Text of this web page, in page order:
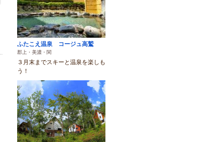
空き状況・料金を見る
ふたこえ温泉 コージュ高鷲
郡上・美濃・関
３月末までスキーと温泉を楽しも
う！